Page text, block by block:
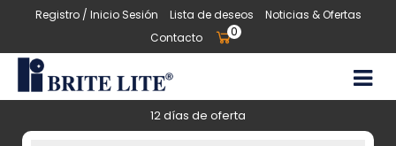
Registro / Inicio Sesión Lista de deseos
Noticias & Ofertas
Contacto
0
12 días de oferta